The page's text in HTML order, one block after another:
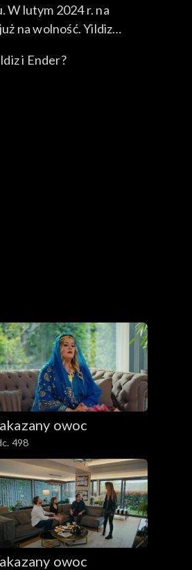
W lutym 2024 r. na
na wolność. Yildiz
i Ender?
owoc
498
owoc